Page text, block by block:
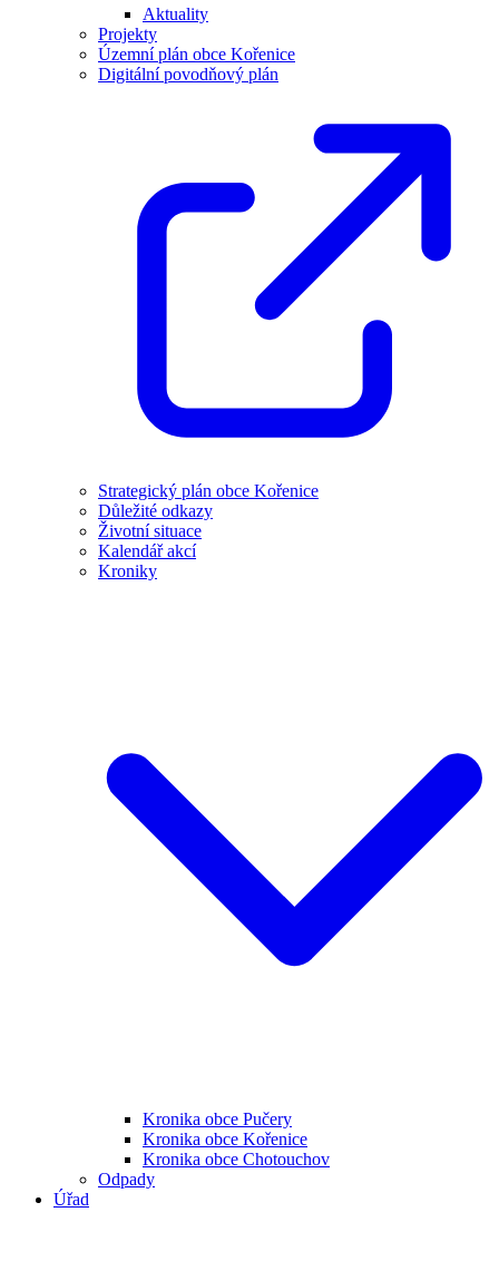
Aktuality
Projekty
Územní plán obce Kořenice
Digitální povodňový plán
Strategický plán obce Kořenice
Důležité odkazy
Životní situace
Kalendář akcí
Kroniky
Kronika obce Pučery
Kronika obce Kořenice
Kronika obce Chotouchov
Odpady
Úřad